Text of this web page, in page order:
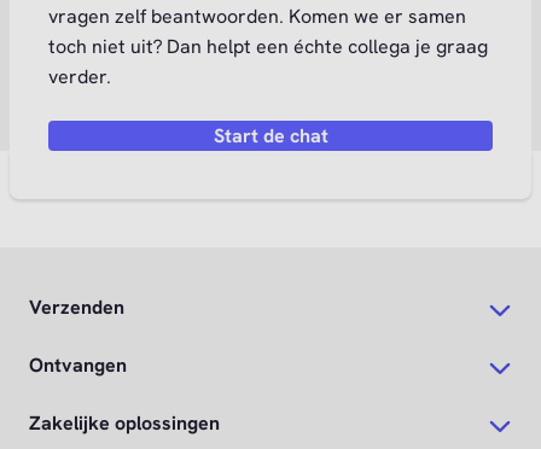
vragen zelf beantwoorden. Komen we er samen
toch niet uit? Dan helpt een échte collega je graag
verder.
Start de chat
Verzenden
Ontvangen
Zakelijke oplossingen